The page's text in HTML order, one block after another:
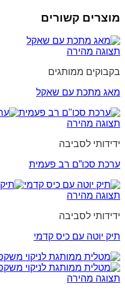
מוצרים קשורים
תצוגה מהירה
בקבוקים ממותגים
מאג מתכת עם שאקל
תצוגה מהירה
ידידותי לסביבה
ערכת סכו”ם רב פעמית
תצוגה מהירה
ידידותי לסביבה
תיק יוטה עם כיס קדמי
תצוגה מהירה